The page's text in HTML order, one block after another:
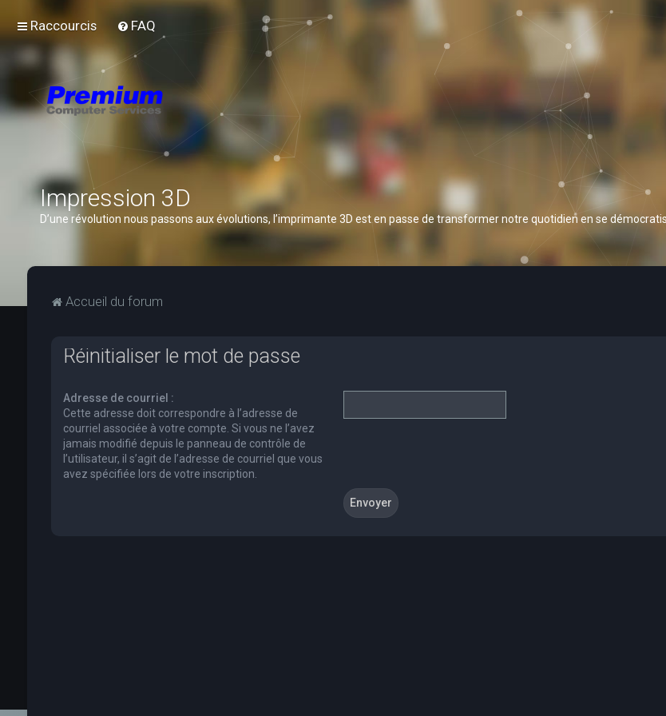
Raccourcis FAQ
Impression 3D
D’une révolution nous passons aux évolutions, l’imprimante 3D est en passe de transformer notre quotidien en se
Accueil du forum
Réinitialiser le mot de passe
Adresse de courriel :
Cette adresse doit correspondre à l’adresse de
courriel associée à votre compte. Si vous ne l’avez
jamais modifié depuis le panneau de contrôle de
l’utilisateur, il s’agit de l’adresse de courriel que vous
avez spécifiée lors de votre inscription.